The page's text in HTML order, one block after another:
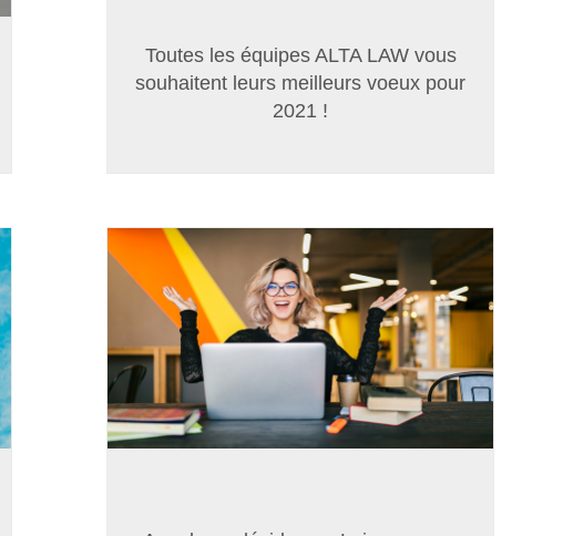
Toutes les équipes ALTA LAW vous
souhaitent leurs meilleurs voeux pour
2021 !